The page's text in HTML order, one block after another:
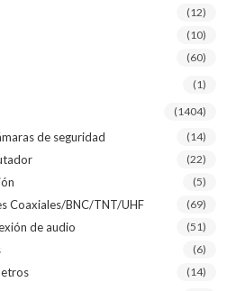
(12)
(10)
(60)
(1)
(1404)
de seguridad (14)
(22)
(5)
Coaxiales/BNC/TNT/UHF (69)
de audio (51)
(6)
(14)